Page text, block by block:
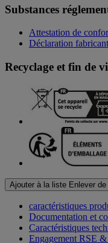
Substances
Attestation de
Déclaration
Recyclage et fin de
Ajouter à la liste Enlever
caractéristiques
Documentation et
Caractéristiques
Engagement RSE &